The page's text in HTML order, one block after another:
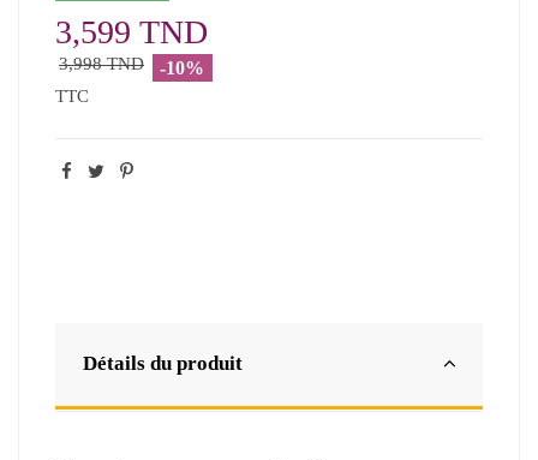
3,599 TND
3,998 TND -10%
TTC
Détails du produit